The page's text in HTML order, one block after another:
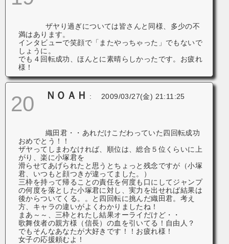
ザヤり過ぎについては皆さんと同様、多少の不
満はあります。
インタビューで笑顔で「またやっちゃった」でもないで
しょうに。
でも４回転成功、ほんとに素晴らしかったです。お疲れ
様！
20 ＮＯＡＨ : 2009/03/27(金) 21:11:25
織田君・・あれだけこだわっていた四回転成功
おめでとう！！
ザヤってしまわなければ、順位は、総合５位くらいに上
がり、楽に小塚君を
滑らせてあげられたと思うとちょっと残念ですが（小塚
君、いつもと顔つきが違ってました。）
三枠を持って帰ることの責任を何度も口にしてジャンプ
の何度を落とした小塚君に対し、実力を出せれば結果は
後からついてくる。。と四回転に挑んだ織田君。考え
方、キャラの違いがよくわかりましたね！
まあ～～、三枠とれたし結果オーライだけど・・
歌舞伎者の親方様（信長）の血を引いてる！自由人？
でもそんなあなたが大好きです！！お疲れ様！
女子の応援頼むよ！